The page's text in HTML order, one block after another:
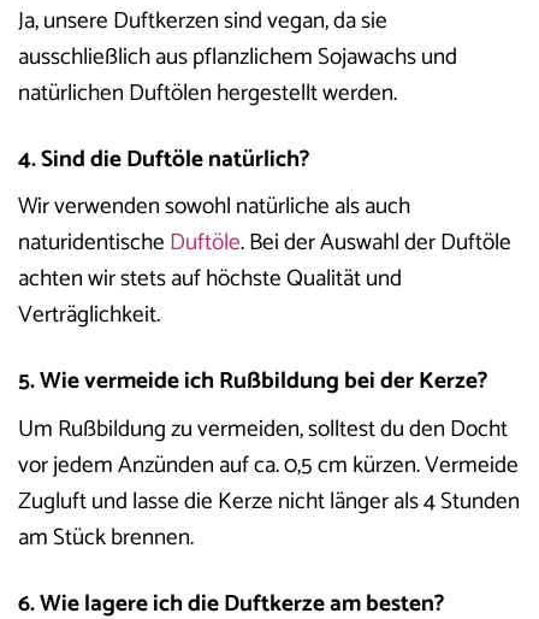
Ja, unsere Duftkerzen sind vegan, da sie
ausschließlich aus pflanzlichem Sojawachs und
natürlichen Duftölen hergestellt werden.
4. Sind die Duftöle natürlich?
Wir verwenden sowohl natürliche als auch
naturidentischeDuftöle. Bei der Auswahl der Duftöle
achten wir stets auf höchste Qualität und
Verträglichkeit.
5. Wie vermeide ich Rußbildung bei der Kerze?
Um Rußbildung zu vermeiden, solltest du den Docht
vor jedem Anzünden auf ca. 0,5 cm kürzen. Vermeide
Zugluft und lasse die Kerze nicht länger als 4 Stunden
am Stück brennen.
6. Wie lagere ich die Duftkerze am besten?